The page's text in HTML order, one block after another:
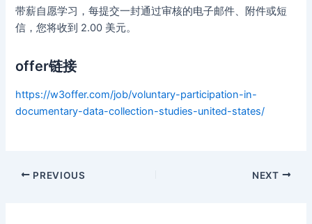
带薪自愿学习，每提交一封通过审核的电子邮件、附件或短
信，您将收到 2.00 美元。
offer链接
https://w3offer.com/job/voluntary-participation-in-
documentary-data-collection-studies-united-states/
Post
PREVIOUS NEXT